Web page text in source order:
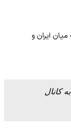
ایران و
کانال